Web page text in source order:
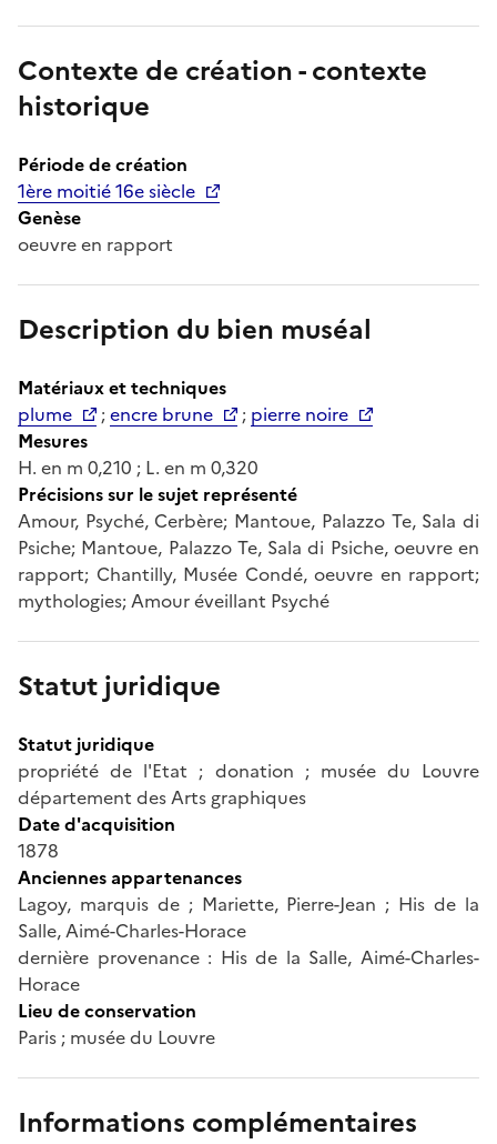
Contexte de création - contexte
historique
Période de création
1ère moitié 16e siècle
Genèse
oeuvre en rapport
Description du bien muséal
Matériaux et techniques
plume
;encre brune ; pierre noire
Mesures
H. en m 0,210 ; L. en m 0,320
Précisions sur le sujet représenté
Amour, Psyché, Cerbère; Mantoue, Palazzo Te, Sala di
Psiche; Mantoue, Palazzo Te, Sala di Psiche, oeuvre en
rapport; Chantilly, Musée Condé, oeuvre en rapport;
mythologies; Amour éveillant Psyché
Statut juridique
Statut juridique
propriété de l'Etat ; donation ; musée du Louvre
département des Arts graphiques
Date d'acquisition
1878
Anciennes appartenances
Lagoy, marquis de ; Mariette, Pierre-Jean ; His de la
Salle, Aimé-Charles-Horace
dernière provenance : His de la Salle, Aimé-Charles-
Horace
Lieu de conservation
Paris ; musée du Louvre
Informations complémentaires